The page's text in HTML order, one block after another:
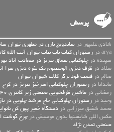
پرسش
شادی علیپور در ساندویچ بارن در مطهری تهران
arya در
رستوران کباب ناب بناب تهران آیت الله
سپیده در چلوکبابی سماق تبریز در سعادت آباد
میلاد در ظرف دیزی آلومینیوم تک نفره دیزی
صالح در فست فود برگر کلاب شهران تهران
ماندانا در رستوران چلوکبابی امیرخیز تبریز در کرج
رمضانی در ماشین ظرفشویی صنعتی زیر کانتری 540بشقاب الکترولوکس
وحید در رستوران چلوکبابی حاج مرشد چلویی در
محمد شفیق میرزایی در دستگاه خمیر پهن کن
عكس اللي شايفينها بدون موسيقى در
صنعتی تمدن نژاد